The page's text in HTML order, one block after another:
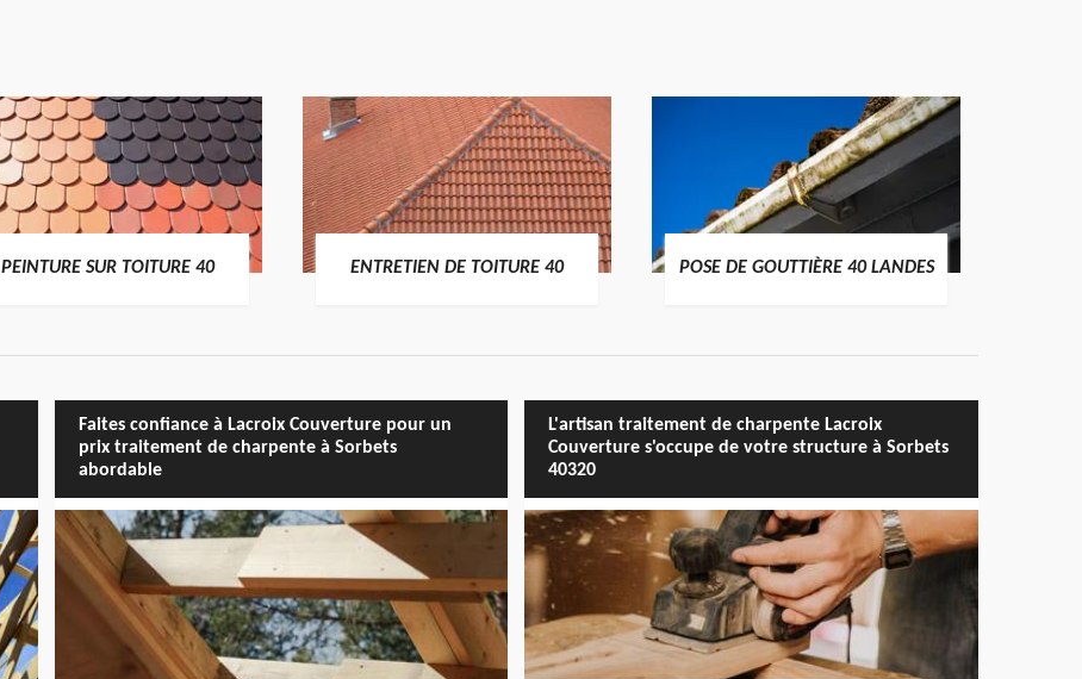
PEINTURE SUR TOITURE 40 ENTRETIEN DE TOITURE 40 POSE DE GOUTTIÈRE 40 LANDES
Faites confiance à Lacroix Couverture pour un
prix traitement de charpente à Sorbets
abordable
L'artisan traitement de charpente Lacroix
Couverture s'occupe de votre structure à Sorbets
40320